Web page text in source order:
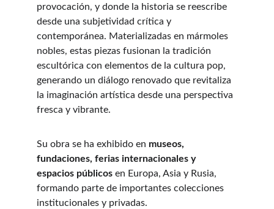
provocación, y donde la historia se reescribe
desde una subjetividad crítica y
contemporánea. Materializadas en mármoles
nobles, estas piezas fusionan la tradición
escultórica con elementos de la cultura pop,
generando un diálogo renovado que revitaliza
la imaginación artística desde una perspectiva
fresca y vibrante.
Su obra se ha exhibido en museos,
fundaciones, ferias internacionales y
espacios públicos en Europa, Asia y Rusia,
formando parte de importantes colecciones
institucionales y privadas.